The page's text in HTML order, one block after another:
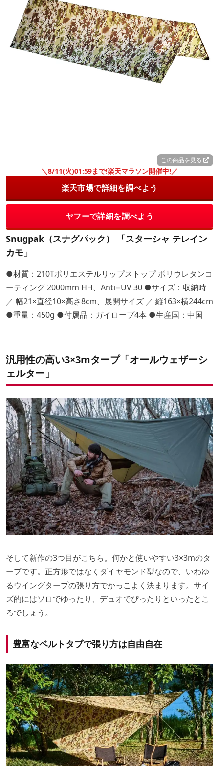
この商品を見る
＼8/11(火)01:59まで!楽天マラソン開催中!／
楽天市場で詳細を調べよう
ヤフーで詳細を調べよう
Snugpak（スナグパック） 「スターシャ テレイン
カモ」
●材質：210Tポリエステルリップストップ ポリウレタンコ
ーティング 2000mm HH、Anti−UV 30 ●サイズ：収納時
／ 幅21×直径10×高さ8cm、展開サイズ ／ 縦163×横244cm
●重量：450g ●付属品：ガイロープ4本 ●生産国：中国
汎用性の高い3×3mタープ「オールウェザーシ
ェルター」
そして新作の3つ目がこちら。何かと使いやすい3×3mのタ
ープです。正方形ではなくダイヤモンド型なので、いわゆ
るウイングタープの張り方でかっこよく決まります。サイ
ズ的にはソロでゆったり、デュオでぴったりといったとこ
ろでしょう。
豊富なベルトタブで張り方は自由自在